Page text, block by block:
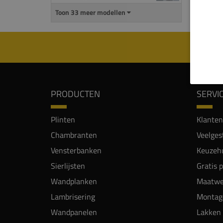
Toon 33 meer modellen
PRODUCTEN
Plinten
Chambranten
Vensterbanken
Sierlijsten
Wandplanken
Lambrisering
Wandpanelen
Gratis